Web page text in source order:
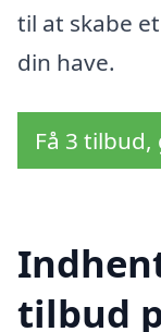
til at skabe
din have.
Få 3
tilbud